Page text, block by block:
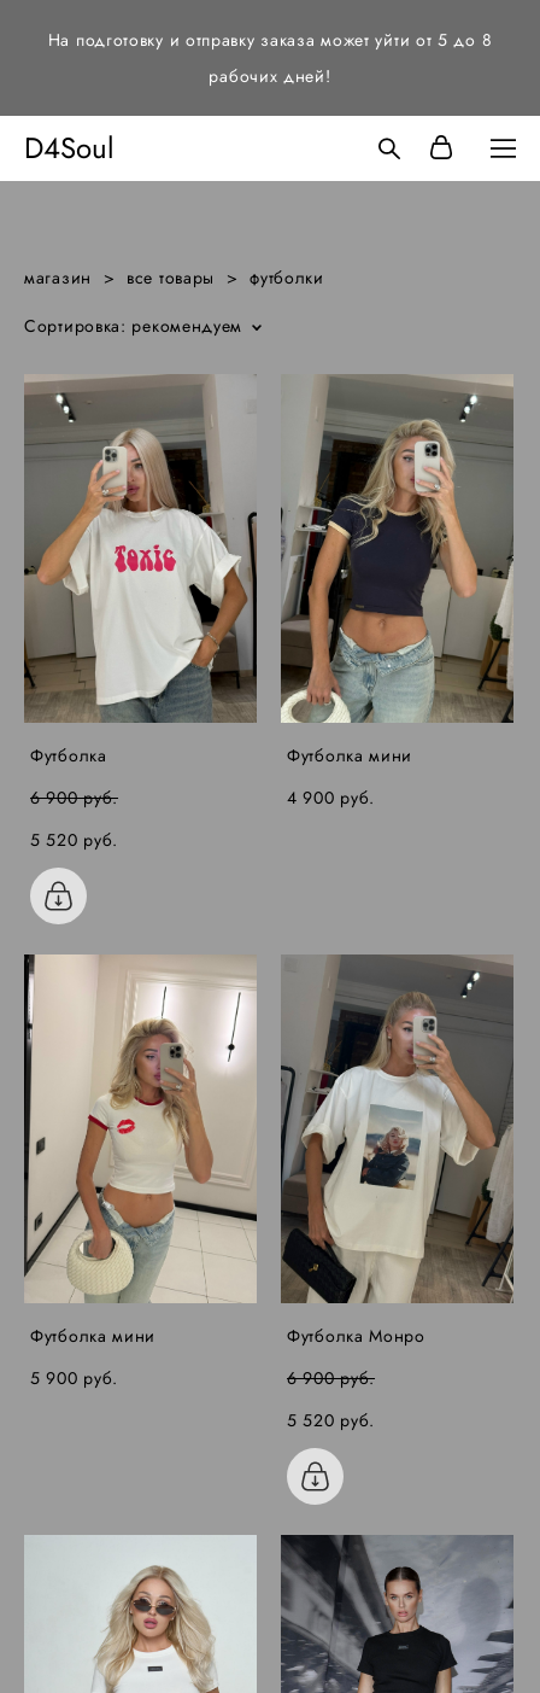
На подготовку и отправку заказа может уйти от 5 до 8
рабочих дней!
D4Soul
магазин > все товары > футболки
Сортировка: рекомендуем
Футболка
6 900 pуб.
5 520 pуб.
Футболка мини
4 900 pуб.
Футболка мини
5 900 pуб.
Футболка Монро
6 900 pуб.
5 520 pуб.